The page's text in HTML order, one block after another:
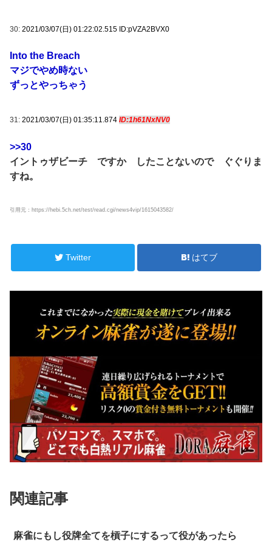
30: 2021/03/07(日) 01:22:02.515 ID:pVZA2BVX0
Into the Breach
マジでやめ時ない
ずっとやっちゃう
31: 2021/03/07(日) 01:35:11.874 ID:1h61NxNV0
>>30
イントゥザビーチ ですか したことないので ぐぐりま
すね。
引用元：https://hebi.5ch.net/test/read.cgi/news4vip/1615043582/
Twitter はてブ
関連記事
麻雀にもし役牌全てを槓子にするって役があったら